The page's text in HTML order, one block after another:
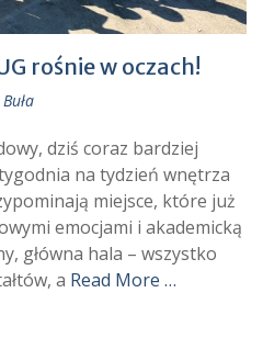
rośnie w oczach!
dziś coraz bardziej
na tydzień wnętrza
miejsce, które już
emocjami i akademicką
główna hala – wszystko
a Read More …